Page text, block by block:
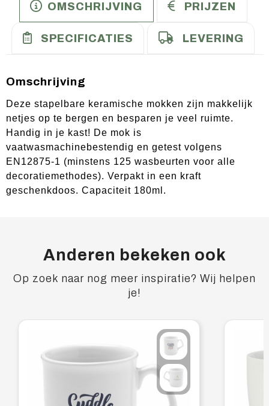
OMSCHRIJVING PRIJZEN
SPECIFICATIES LEVERING
Omschrijving
Deze stapelbare keramische mokken zijn makkelijk
netjes op te bergen en besparen je veel ruimte.
Handig in je kast! De mok is
vaatwasmachinebestendig en getest volgens
EN12875-1 (minstens 125 wasbeurten voor alle
decoratiemethodes). Verpakt in een kraft
geschenkdoos. Capaciteit 180ml.
Anderen bekeken ook
Op zoek naar nog meer inspiratie? Wij helpen
je!